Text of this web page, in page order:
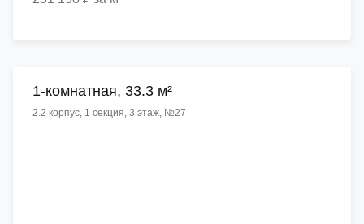
1-комнатная, 33.3 м²
2.2 корпус, 1 секция, 3 этаж, №27